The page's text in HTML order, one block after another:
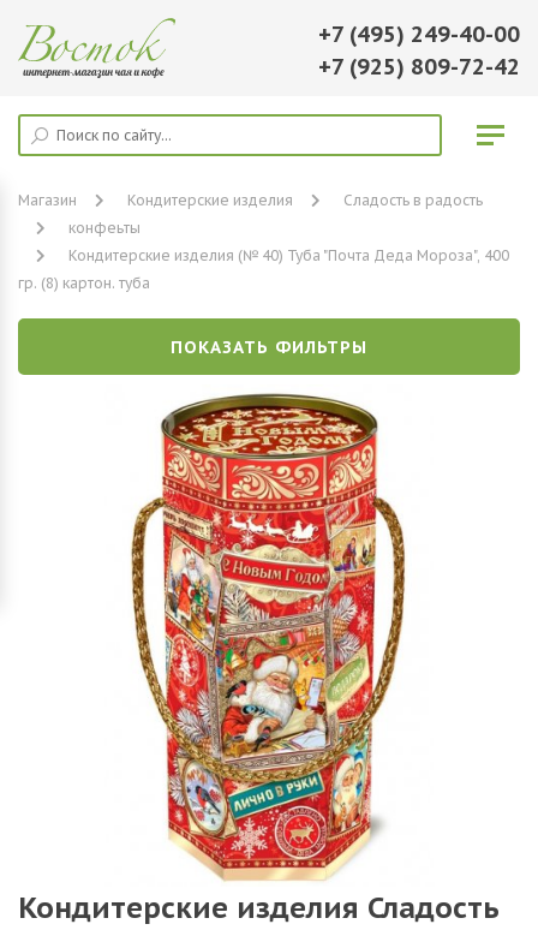
+7 (495) 249-40-00
+7 (925) 809-72-42
Магазин Кондитерские изделия
Сладость в радость
конфеьты
Кондитерские изделия (№ 40) Туба "Почта Деда Мороза", 400
гр. (8) картон. туба
ПОКАЗАТЬ ФИЛЬТРЫ
Кондитерские изделия Сладость